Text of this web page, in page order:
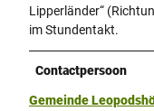
Lipperländer“
im Stundentakt.
Contactpersoon
Gemeinde